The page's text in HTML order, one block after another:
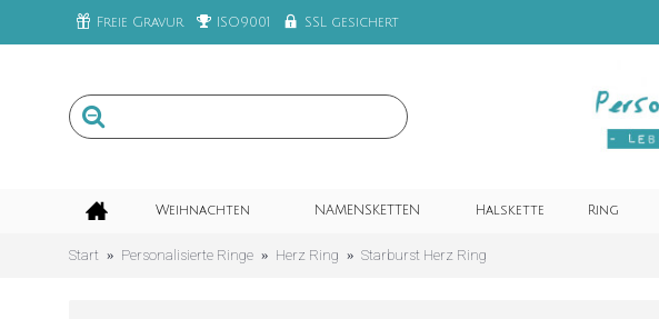
Freie Gravur ISO9001 SSL gesichert
Weihnachten NAMENSKETTEN Halskette Ring
Start Personalisierte Ringe Herz Ring Starburst Herz Ring